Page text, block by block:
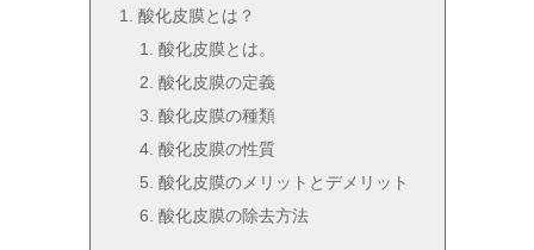
酸化皮膜とは？
酸化皮膜とは。
酸化皮膜の定義
酸化皮膜の種類
酸化皮膜の性質
酸化皮膜のメリットとデメリット
酸化皮膜の除去方法